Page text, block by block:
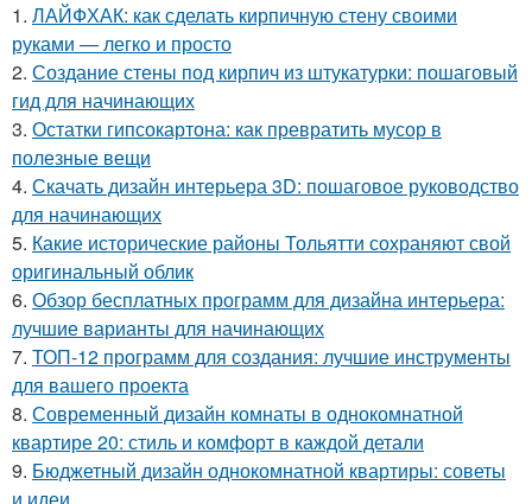
1. ЛАЙФХАК: как сделать кирпичную стену своими
руками — легко и просто
2. Создание стены под кирпич из штукатурки: пошаговый
гид для начинающих
3. Остатки гипсокартона: как превратить мусор в
полезные вещи
4. Скачать дизайн интерьера 3D: пошаговое руководство
для начинающих
5. Какие исторические районы Тольятти сохраняют свой
оригинальный облик
6. Обзор бесплатных программ для дизайна интерьера:
лучшие варианты для начинающих
7. ТОП-12 программ для создания: лучшие инструменты
для вашего проекта
8. Современный дизайн комнаты в однокомнатной
квартире 20: стиль и комфорт в каждой детали
9. Бюджетный дизайн однокомнатной квартиры: советы